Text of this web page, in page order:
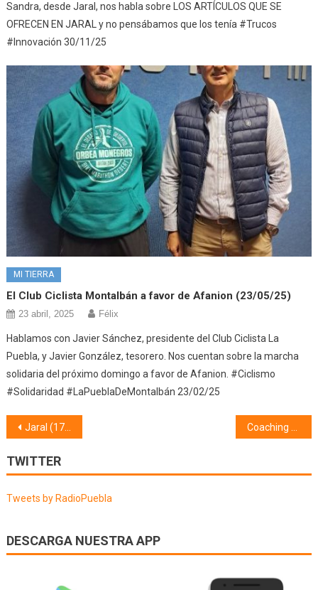
Sandra, desde Jaral, nos habla sobre LOS ARTÍCULOS QUE SE
OFRECEN EN JARAL y no pensábamos que los tenía #Trucos
#Innovación 30/11/25
MI TIERRA
El Club Ciclista Montalbán a favor de Afanion (23/05/25)
23 abril, 2025 Félix
Hablamos con Javier Sánchez, presidente del Club Ciclista La
Puebla, y Javier González, tesorero. Nos cuentan sobre la marcha
solidaria del próximo domingo a favor de Afanion. #Ciclismo
#Solidaridad #LaPueblaDeMontalbán 23/02/25
Navegación
de
entradas
Jaral (17/03/20)
TWITTER
Tweets by RadioPuebla
DESCARGA NUESTRA APP